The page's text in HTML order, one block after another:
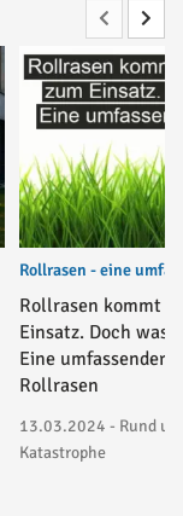
Rollrasen - eine
Rollrasen kommt
Einsatz. Doch was
Eine umfassender
Rollrasen
13.03.2024 - Rund
Katastrophe